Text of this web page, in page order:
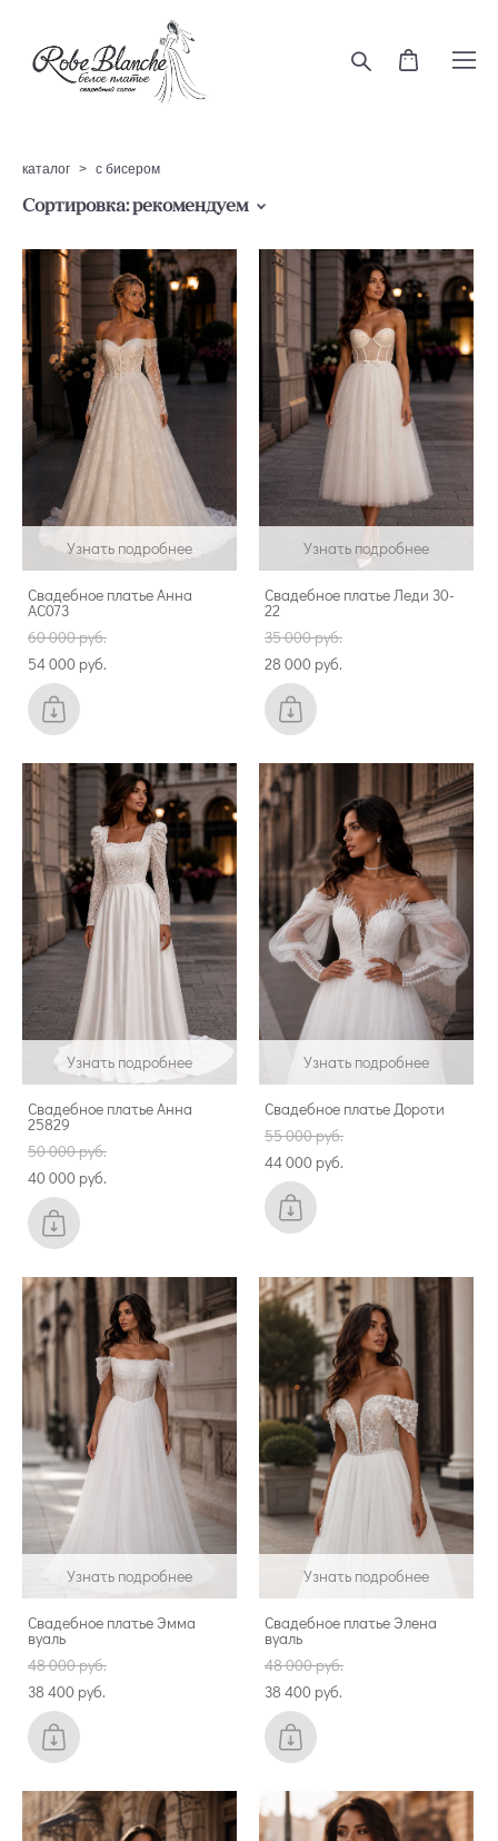
каталог > с бисером
Сортировка:рекомендуем
Узнать подробнее
Свадебное платье Анна
АС073
60 000 pуб.
54 000 pуб.
Узнать подробнее
Свадебное платье Леди 30-
22
35 000 pуб.
28 000 pуб.
Узнать подробнее
Свадебное платье Анна
25829
50 000 pуб.
40 000 pуб.
Узнать подробнее
Свадебное платье Дороти
55 000 pуб.
44 000 pуб.
Узнать подробнее
Свадебное платье Эмма
вуаль
48 000 pуб.
38 400 pуб.
Узнать подробнее
Свадебное платье Элена
вуаль
48 000 pуб.
38 400 pуб.